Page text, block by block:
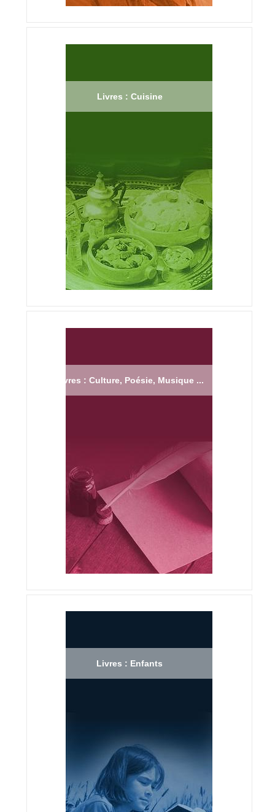
Livres : Cuisine
Livres : Culture, Poésie, Musique ...
Livres : Enfants